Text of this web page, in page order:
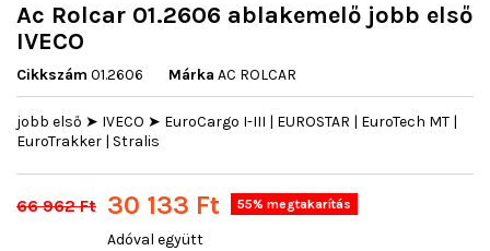
Ac Rolcar 01.2606 ablakemelő jobb első
IVECO
Cikkszám 01.2606 Márka AC ROLCAR
jobb első ➤ IVECO ➤ EuroCargo I-III | EUROSTAR | EuroTech MT |
EuroTrakker | Stralis
66 962 Ft 30 133 Ft 55% megtakarítás
Adóval együtt